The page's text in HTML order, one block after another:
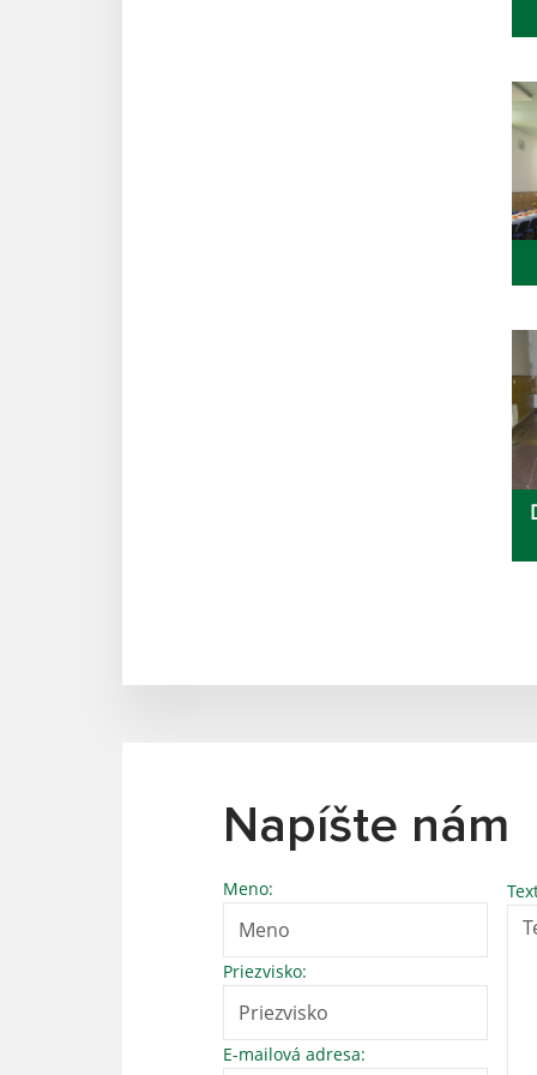
Napíšte nám
Meno:
Priezvisko:
E-mailová adresa: